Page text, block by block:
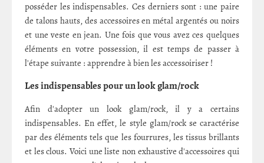
posséder les indispensables. Ces derniers sont : une paire
de talons hauts, des accessoires en métal argentés ou noirs
et une veste en jean. Une fois que vous avez ces quelques
éléments en votre possession, il est temps de passer à
l'étape suivante : apprendre à bien les accessoiriser !
Les indispensables pour un look glam/rock
Afin d'adopter un look glam/rock, il y a certains
indispensables. En effet, le style glam/rock se caractérise
par des éléments tels que les fourrures, les tissus brillants
et les clous. Voici une liste non exhaustive d'accessoires qui